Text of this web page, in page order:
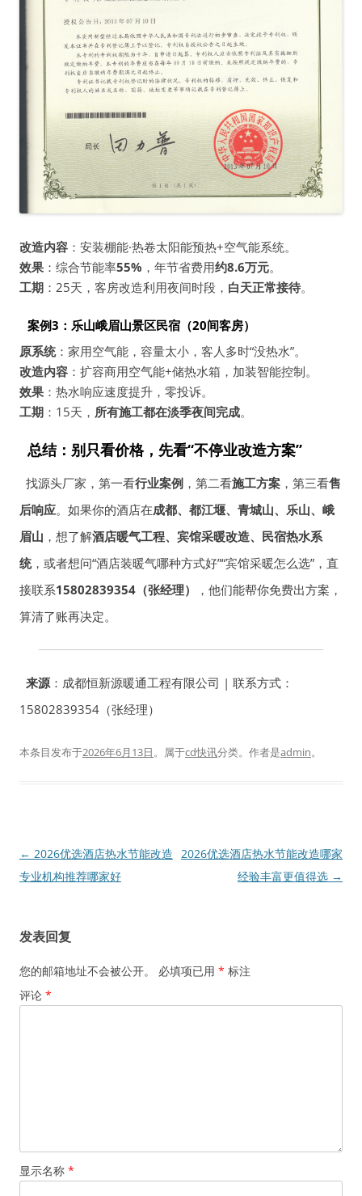
改造内容 ：安装棚能·热卷太阳能预热+空气能系统。
效果 ：综合节能率55% ，年节省费用约8.6万元。
工期 ：25天，客房改造利用夜间时段， 白天正常接待。
案例3：乐山峨眉山景区民宿（20间客房）
原系统：家用空气能，容量太小，客人多时“没热水”。
改造内容 ：扩容商用空气能+储热水箱，加装智能控制。
效果 ：热水响应速度提升，零投诉。
工期 ：15天， 所有施工都在淡季夜间完成。
总结：别只看价格，先看“不停业改造方案”
找源头厂家，第一看行业案例，第二看施工方案，第三看售
后响应。如果你的酒店在成都、都江堰、青城山、乐山、峨
眉山 ，想了解酒店暖气工程、宾馆采暖改造、民宿热水系
统，或者想问“酒店装暖气哪种方式好”“宾馆采暖怎么选”，直
接联系15802839354（张经理）
，他们能帮你免费出方案，
算清了账再决定。
来源：成都恒新源暖通工程有限公司 | 联系方式：
15802839354（张经理）
本条目发布于2026年6月13日。属于cd快讯分类。 作者是admin。
文
章
← 2026优选酒店热水节能改造
专业机构推荐哪家好
2026优选酒店热水节能改造哪家
经验丰富更值得选 →
发表回复
您的邮箱地址不会被公开。 必填项已用 * 标注
评论 *
显示名称 *